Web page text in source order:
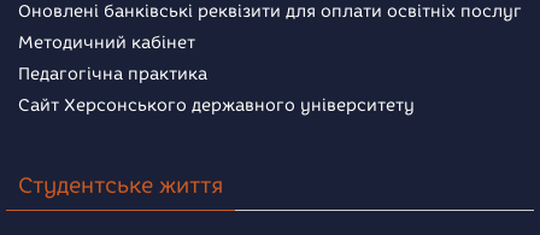
Оновлені банківські реквізити для оплати освітніх послуг
Методичний кабінет
Педагогічна практика
Сайт Херсонського державного університету
Студентське життя